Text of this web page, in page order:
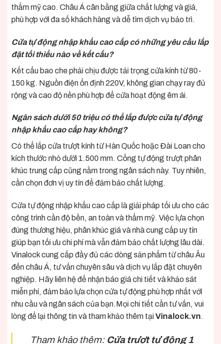
thẩm mỹ cao. Châu Á cân bằng giữa chất lượng và giá,
phù hợp với đa số khách hàng và dễ tìm dịch vụ bảo trì.
Cửa tự động nhập khẩu cao cấp có những yêu cầu lắp
đặt tối thiểu nào về kết cấu?
Kết cấu bao che phải chịu được tải trọng cửa kính từ 80-
150 kg. Nguồn điện ổn định 220V, không gian chạy ray đủ
rộng và cao độ nền phù hợp để cửa hoạt động êm ái.
Ngân sách dưới 50 triệu có thể lắp được cửa tự động
nhập khẩu cao cấp hay không?
Có thể lắp cửa trượt kính từ Hàn Quốc hoặc Đài Loan cho
kích thước nhỏ dưới 1.500 mm. Cổng tự động trượt phân
khúc trung cấp cũng nằm trong ngân sách này. Tuy nhiên,
cần chọn đơn vị uy tín để đảm bảo chất lượng.
Cửa tự động nhập khẩu cao cấp là giải pháp tối ưu cho các
công trình cần độ bền, an toàn và thẩm mỹ. Việc lựa chọn
đúng thương hiệu, phân khúc giá và nhà cung cấp uy tín
giúp bạn tối ưu chi phí mà vẫn đảm bảo chất lượng lâu dài.
Vinalock cung cấp đầy đủ các dòng sản phẩm từ châu Âu
đến châu Á, tư vấn chuyên sâu và dịch vụ lắp đặt chuyên
nghiệp. Hãy liên hệ để nhận báo giá chi tiết và khảo sát
miễn phí, đảm bảo lựa chọn cửa tự động phù hợp nhất với
nhu cầu và ngân sách của bạn.Mọi chi tiết cần tư vấn, vui
lòng để lại thông tin và tham khảo thêm tạiVinalock.vn.
Tham khảo thêm: Cửa trượt tự động 1